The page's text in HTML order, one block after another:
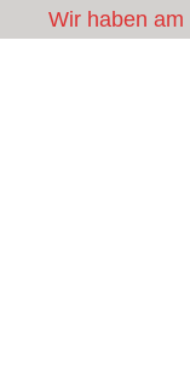
Wir haben